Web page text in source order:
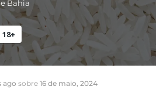
Bahia
18+
ago sobre 16 de maio, 2024